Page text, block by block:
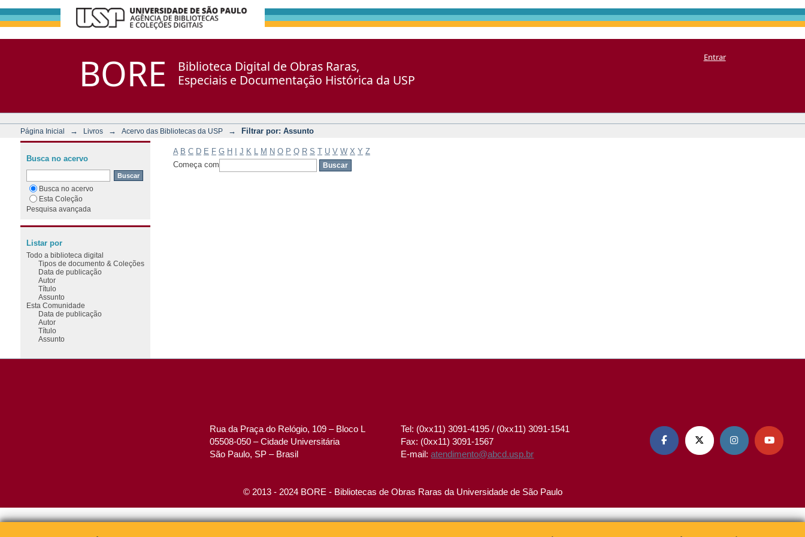
BORE
Biblioteca Digital de Obras Raras,
Especiais e Documentação Histórica da USP
Entrar
Página Inicial → Livros → Acervo das Bibliotecas da USP → Filtrar por: Assunto
A B C D E F G H J K M N O P Q R S T U V W X Y Z
Começa com
Busca no acervo
Busca no acervo
Esta Coleção
Pesquisa avançada
Listar por
Todo a biblioteca digital
Tipos de documento & Coleções
Data de publicação
Autor
Título
Assunto
Esta Comunidade
Data de publicação
Autor
Título
Assunto
Rua da Praça do Relógio, 109 – Bloco L
05508-050 – Cidade Universitária
São Paulo, SP – Brasil
Tel: (0xx11) 3091-4195 / (0xx11) 3091-1541
Fax: (0xx11) 3091-1567
E-mail:atendimento@abcd.usp.br
   
© 2013 - 2024 BORE - Bibliotecas de Obras Raras da Universidade de São Paulo